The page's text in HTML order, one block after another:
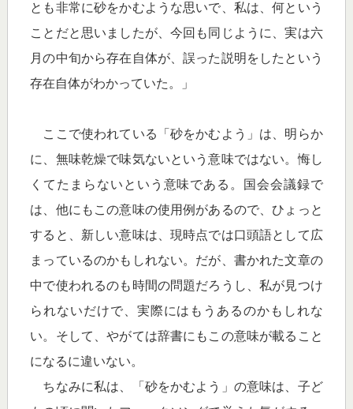
とも非常に砂をかむような思いで、私は、何という
ことだと思いましたが、今回も同じように、実は六
月の中旬から存在自体が、誤った説明をしたという
存在自体がわかっていた。」
ここで使われている「砂をかむよう」は、明らか
に、無味乾燥で味気ないという意味ではない。悔し
くてたまらないという意味である。国会会議録で
は、他にもこの意味の使用例があるので、ひょっと
すると、新しい意味は、現時点では口頭語として広
まっているのかもしれない。だが、書かれた文章の
中で使われるのも時間の問題だろうし、私が見つけ
られないだけで、実際にはもうあるのかもしれな
い。そして、やがては辞書にもこの意味が載ること
になるに違いない。
ちなみに私は、「砂をかむよう」の意味は、子ど